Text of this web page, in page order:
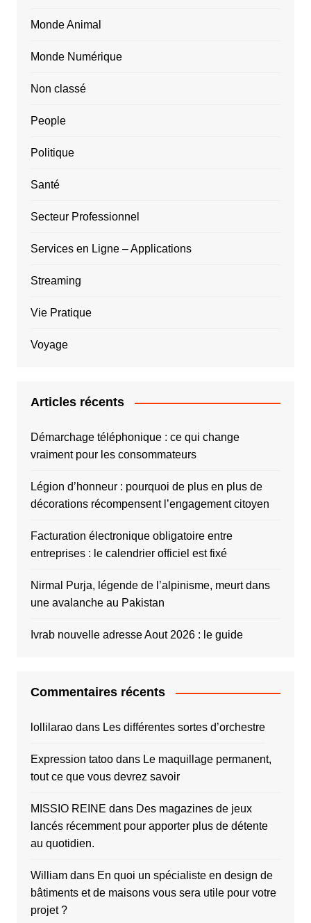
Monde Animal
Monde Numérique
Non classé
People
Politique
Santé
Secteur Professionnel
Services en Ligne – Applications
Streaming
Vie Pratique
Voyage
Articles récents
Démarchage téléphonique : ce qui change
vraiment pour les consommateurs
Légion d’honneur : pourquoi de plus en plus de
décorations récompensent l’engagement citoyen
Facturation électronique obligatoire entre
entreprises : le calendrier officiel est fixé
Nirmal Purja, légende de l’alpinisme, meurt dans
une avalanche au Pakistan
Ivrab nouvelle adresse Aout 2026 : le guide
Commentaires récents
lollilaraodans Les différentes sortes d’orchestre
Expression tatoodans Le maquillage permanent,
tout ce que vous devrez savoir
MISSIO REINE dans Des magazines de jeux
lancés récemment pour apporter plus de détente
au quotidien.
Williamdans En quoi un spécialiste en design de
bâtiments et de maisons vous sera utile pour votre
projet ?